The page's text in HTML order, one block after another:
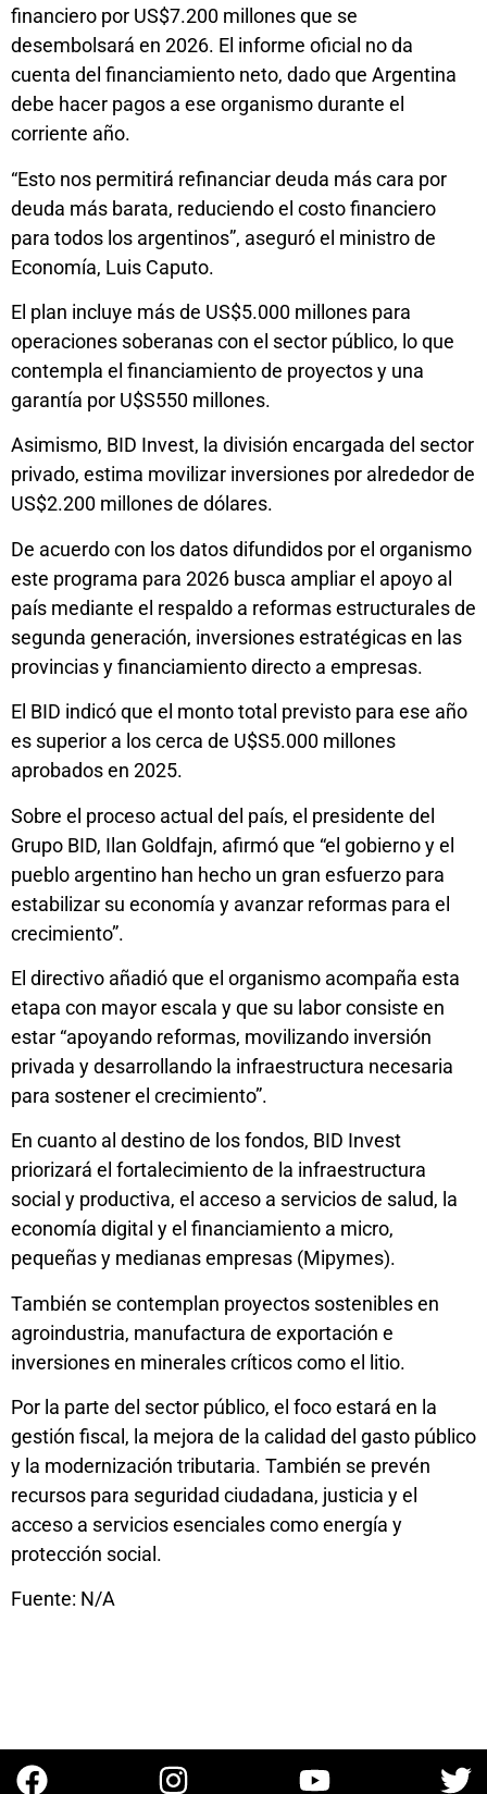
financiero por US$7.200 millones que se
desembolsará en 2026. El informe oficial no da
cuenta del financiamiento neto, dado que Argentina
debe hacer pagos a ese organismo durante el
corriente año.
“Esto nos permitirá refinanciar deuda más cara por
deuda más barata, reduciendo el costo financiero
para todos los argentinos”, aseguró el ministro de
Economía, Luis Caputo.
El plan incluye más de US$5.000 millones para
operaciones soberanas con el sector público, lo que
contempla el financiamiento de proyectos y una
garantía por U$S550 millones.
Asimismo, BID Invest, la división encargada del sector
privado, estima movilizar inversiones por alrededor de
US$2.200 millones de dólares.
De acuerdo con los datos difundidos por el organismo
este programa para 2026 busca ampliar el apoyo al
país mediante el respaldo a reformas estructurales de
segunda generación, inversiones estratégicas en las
provincias y financiamiento directo a empresas.
El BID indicó que el monto total previsto para ese año
es superior a los cerca de U$S5.000 millones
aprobados en 2025.
Sobre el proceso actual del país, el presidente del
Grupo BID, Ilan Goldfajn, afirmó que “el gobierno y el
pueblo argentino han hecho un gran esfuerzo para
estabilizar su economía y avanzar reformas para el
crecimiento”.
El directivo añadió que el organismo acompaña esta
etapa con mayor escala y que su labor consiste en
estar “apoyando reformas, movilizando inversión
privada y desarrollando la infraestructura necesaria
para sostener el crecimiento”.
En cuanto al destino de los fondos, BID Invest
priorizará el fortalecimiento de la infraestructura
social y productiva, el acceso a servicios de salud, la
economía digital y el financiamiento a micro,
pequeñas y medianas empresas (Mipymes).
También se contemplan proyectos sostenibles en
agroindustria, manufactura de exportación e
inversiones en minerales críticos como el litio.
Por la parte del sector público, el foco estará en la
gestión fiscal, la mejora de la calidad del gasto público
y la modernización tributaria. También se prevén
recursos para seguridad ciudadana, justicia y el
acceso a servicios esenciales como energía y
protección social.
Fuente: N/A